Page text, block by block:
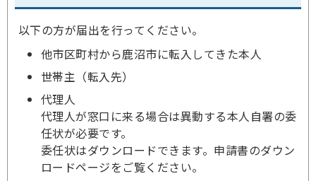
以下の方が届出を行ってください。
他市区町村から鹿沼市に転入してきた本人
世帯主（転入先）
代理人
代理人が窓口に来る場合は異動する本人自署の委
任状が必要です。
委任状はダウンロードできます。申請書のダウン
ロードページをご覧ください。